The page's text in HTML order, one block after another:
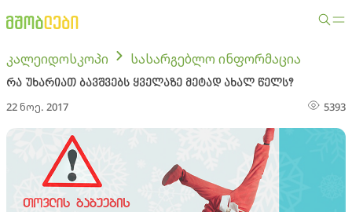
კალეიდოსკოპი სასარგებლო ინფორმაცია
რა უხარიათ ბავშვებს ყველაზე მეტად ახალ წელს?
22 ნოე. 2017 5393